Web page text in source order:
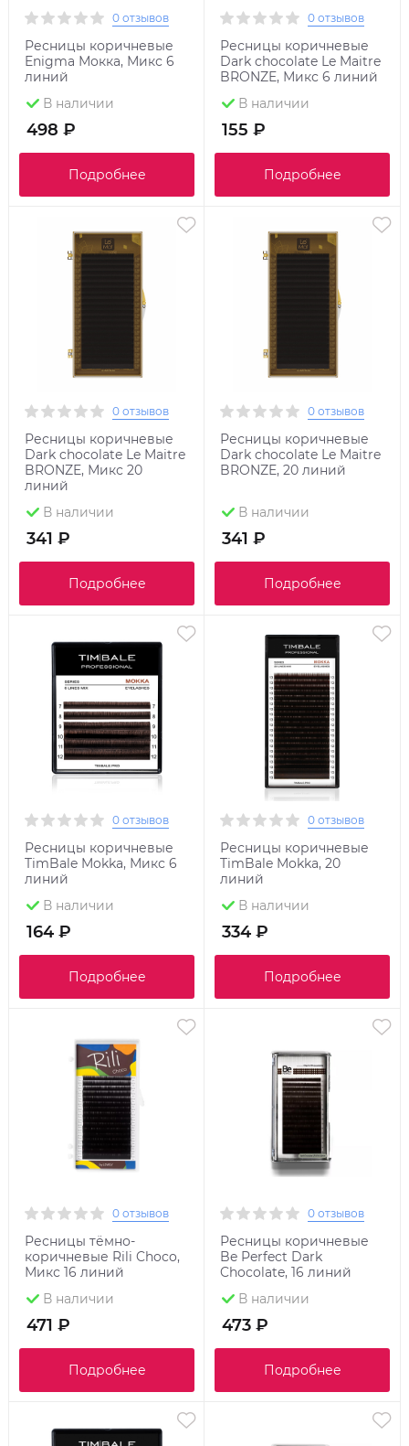
0 отзывов
Ресницы коричневые
Enigma Мокка, Микс 6
линий
В наличии
498 ₽
Подробнее
0 отзывов
Ресницы коричневые
Dark chocolate Le Maitre
BRONZE, Микс 6 линий
В наличии
155 ₽
Подробнее
0 отзывов
Ресницы коричневые
Dark chocolate Le Maitre
BRONZE, Микс 20
линий
В наличии
341 ₽
Подробнее
0 отзывов
Ресницы коричневые
Dark chocolate Le Maitre
BRONZE, 20 линий
В наличии
341 ₽
Подробнее
0 отзывов
Ресницы коричневые
TimBale Mokka, Микс 6
линий
В наличии
164 ₽
Подробнее
0 отзывов
Ресницы коричневые
TimBale Mokka, 20
линий
В наличии
334 ₽
Подробнее
0 отзывов
Ресницы тёмно-
коричневые Rili Choco,
Микс 16 линий
В наличии
471 ₽
Подробнее
0 отзывов
Ресницы коричневые
Be Perfect Dark
Chocolate, 16 линий
В наличии
473 ₽
Подробнее